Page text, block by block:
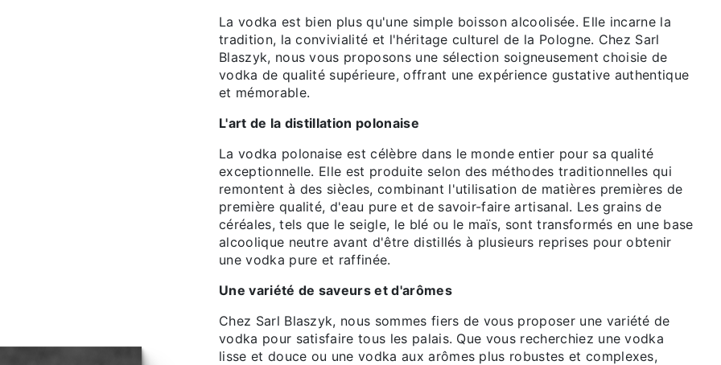
La vodka est bien plus qu'une simple boisson alcoolisée. Elle incarne la
tradition, la convivialité et l'héritage culturel de la Pologne. Chez Sarl
Blaszyk, nous vous proposons une sélection soigneusement choisie de
vodka de qualité supérieure, offrant une expérience gustative authentique
et mémorable.
L'art de la distillation polonaise
La vodka polonaise est célèbre dans le monde entier pour sa qualité
exceptionnelle. Elle est produite selon des méthodes traditionnelles qui
remontent à des siècles, combinant l'utilisation de matières premières de
première qualité, d'eau pure et de savoir-faire artisanal. Les grains de
céréales, tels que le seigle, le blé ou le maïs, sont transformés en une base
alcoolique neutre avant d'être distillés à plusieurs reprises pour obtenir
une vodka pure et raffinée.
Une variété de saveurs et d'arômes
Chez Sarl Blaszyk, nous sommes fiers de vous proposer une variété de
vodka pour satisfaire tous les palais. Que vous recherchiez une vodka
lisse et douce ou une vodka aux arômes plus robustes et complexes,